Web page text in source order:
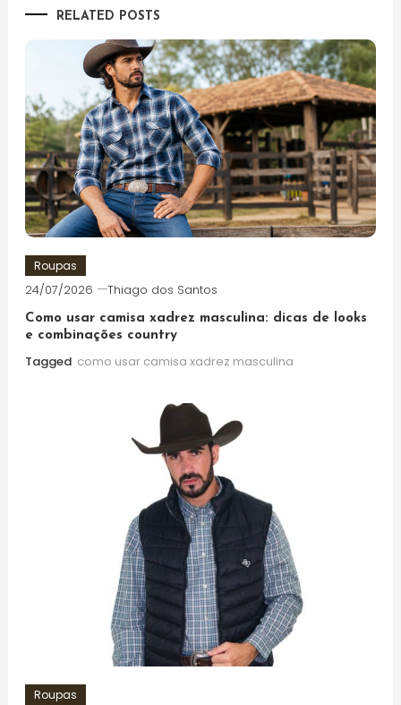
PostRELATED POSTS
Roupas
24/07/2026 Thiago dos Santos
Como usar camisa xadrez masculina: dicas de looks
e combinações country
Tagged como usar camisa xadrez masculina
Roupas